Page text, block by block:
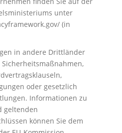
unter
(in
in andere Drittländer
oder gesetzlich
Informationen zu
geltenden
können Sie dem